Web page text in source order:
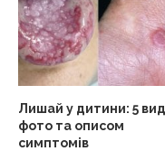
Лишай у дитини: 5
фото та описом
симптомів